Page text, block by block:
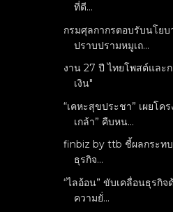
ที่ดี...
กรมศุลกากรตอบรับนโย
ปราบปรามหมูเถ...
งาน 27 ปี ไทยโพสต์และ
เงิน"
“เคหะสุขประชา” เผยโค
เกล้า” คืบหน...
finbiz by ttb ชี้ผลกระทบ
ธุรกิจ...
“ไลอ้อน” ขับเคลื่อนธุรกิ
ความยั่...